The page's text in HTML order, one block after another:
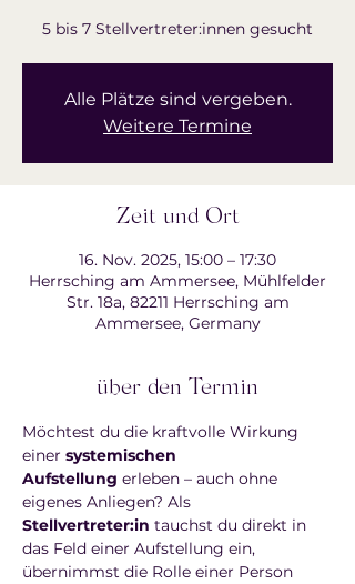
5 bis 7 Stellvertreter:innen gesucht
Alle Plätze sind vergeben.
Weitere Termine
Zeit und Ort
16. Nov. 2025, 15:00 – 17:30
Herrsching am Ammersee, Mühlfelder
Str. 18a, 82211 Herrsching am
Ammersee, Germany
über den Termin
Möchtest du die kraftvolle Wirkung
einer systemischen
Aufstellung erleben – auch ohne
eigenes Anliegen? Als
Stellvertreter:in tauchst du direkt in
das Feld einer Aufstellung ein,
übernimmst die Rolle einer Person